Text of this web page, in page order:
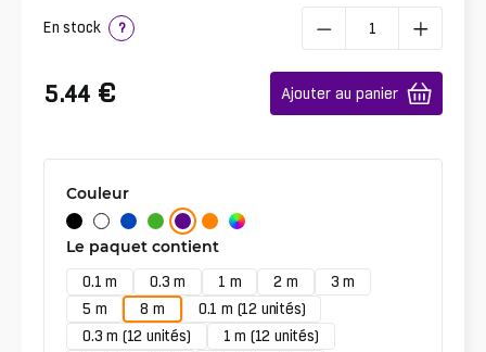
En stock ?
5.44 € Ajouter au panier
Couleur
Le paquet contient
0.1 m 0.3 m 1 m 2 m
3 m
5 m
8 m
0.1 m (12 unités)
0.3 m (12 unités)
1 m (12 unités)